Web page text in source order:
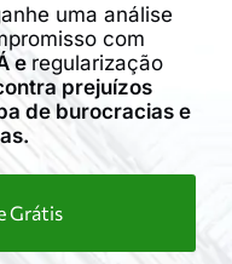
uma análise
com
e regularização
prejuízos
de burocracias e
Grátis